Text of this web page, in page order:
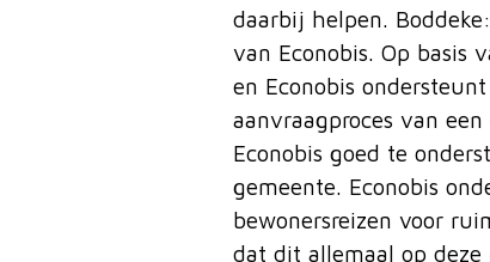
daarbij helpen.
van Econobis. Op basis
en Econobis
aanvraagproces van
Econobis goed te
gemeente. Econobis
bewonersreizen voor
dat dit allemaal op deze